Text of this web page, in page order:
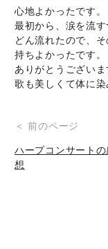
心地よかったです。
最初から、涙を流
どん流れたので、
持ちよかったです。
ありがとうございま
歌も美しくて体に染
投
稿
＜ 前のページ
ハープコンサートの
想